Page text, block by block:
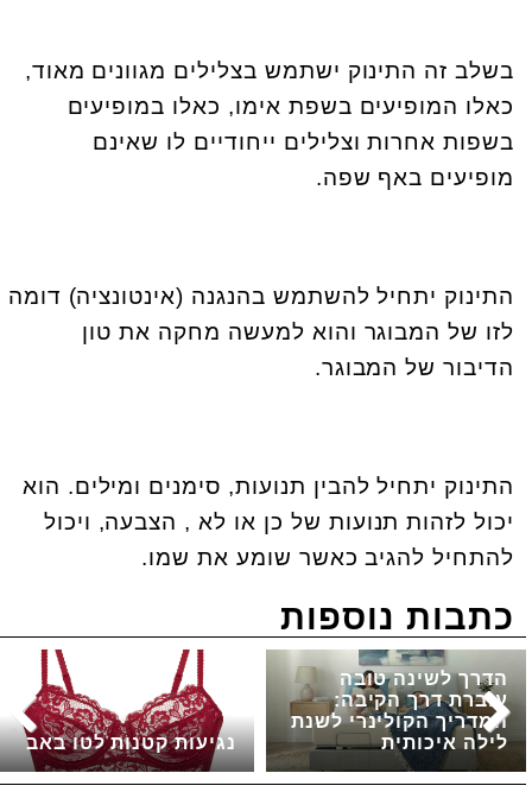
בשלב זה התינוק ישתמש בצלילים מגוונים מאוד,
כאלו המופיעים בשפת אימו, כאלו במופיעים
בשפות אחרות וצלילים ייחודיים לו שאינם
מופיעים באף שפה.
התינוק יתחיל להשתמש בהנגנה (אינטונציה) דומה
לזו של המבוגר והוא למעשה מחקה את טון
הדיבור של המבוגר.
התינוק יתחיל להבין תנועות, סימנים ומילים. הוא
יכול לזהות תנועות של כן או לא , הצבעה, ויכול
להתחיל להגיב כאשר שומע את שמו.
כתבות נוספות
נגיעות קטנות לטו באב
הדרך לשינה טובה
עוברת דרך הקיבה:
המדריך הקולינרי לשנת
לילה איכותית